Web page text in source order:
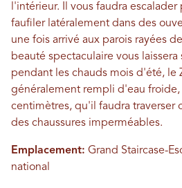
l'intérieur. Il vous faudra
faufiler latéralement dans des
une fois arrivé aux parois rayées
beauté spectaculaire vous laissera
pendant les chauds mois d'été, le
généralement rempli d'eau froide,
centimètres, qu'il faudra traverser
des chaussures imperméables.
Emplacement: Grand Staircase-
national